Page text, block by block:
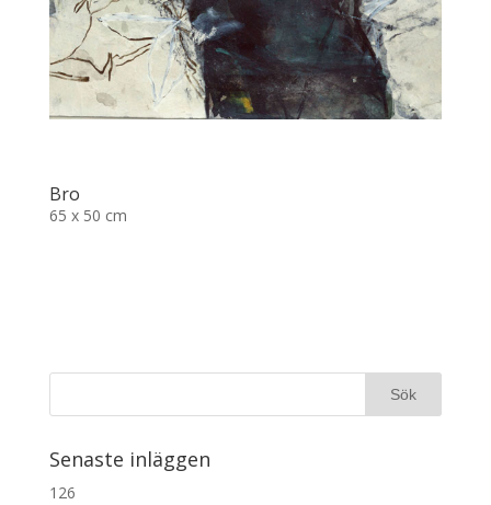
Bro
65 x 50 cm
Senaste inläggen
126